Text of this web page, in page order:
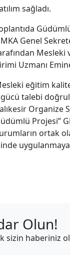
sağladı.
Genel
Mesleki
Uzmanı
eğitim
talebi
Organize
Projesi”
ortak
Olun!
sizin haberiniz